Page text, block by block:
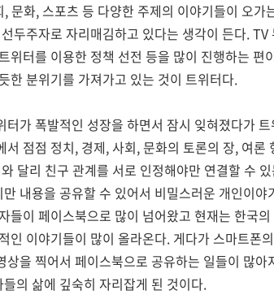
문화, 스포츠 등 다양한 주제의 이야기들이 오가
두주자로 자리매김하고 있다는 생각이 든다. TV
터를 이용한 정책 선전 등을 많이 진행하는 편
한 분위기를 가져가고 있는 것이 트위터다.
가 폭발적인 성장을 하면서 잠시 잊혀졌다가
점점 정치, 경제, 사회, 문화의 토론의 장, 여론
달리 친구 관계를 서로 인정해야만 연결할 수
내용을 공유할 수 있어서 비밀스러운 개인이야
들이 페이스북으로 많이 넘어왔고 현재는 한국
이야기들이 많이 올라온다. 게다가 스마트폰
을 찍어서 페이스북으로 공유하는 일들이 많아
의 삶에 깊숙히 자리잡게 된 것이다.